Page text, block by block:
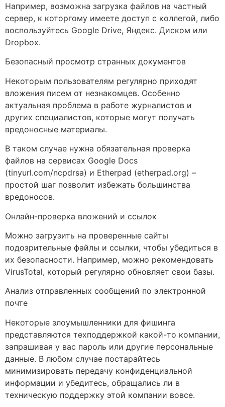
Например, возможна загрузка файлов на частный
сервер, к которгому имеете доступ с коллегой, либо
воспользуйтесь Google Drive, Яндекс. Диском или
Dropbox.
Безопасный просмотр странных документов
Некоторым пользователям регулярно приходят
вложения писем от незнакомцев. Особенно
актуальная проблема в работе журналистов и
других специалистов, которые могут получать
вредоносные материалы.
В таком случае нужна обязательная проверка
файлов на сервисах Google Docs
(tinyurl.com/ncpdrsa) и Etherpad (etherpad.org) –
простой шаг позволит избежать большинства
вредоносов.
Онлайн-проверка вложений и ссылок
Можно загрузить на проверенные сайты
подозрительные файлы и ссылки, чтобы убедиться в
их безопасности. Например, можно рекомендовать
VirusTotal, который регулярно обновляет свои базы.
Анализ отправленных сообщений по электронной
почте
Некоторые злоумышленники для фишинга
представляются техподдержкой какой-то компании,
запрашивая у вас пароль или другие персональные
данные. В любом случае постарайтесь
минимизировать передачу конфиденциальной
информации и убедитесь, обращались ли в
техническую поддержку этой компании вовсе.